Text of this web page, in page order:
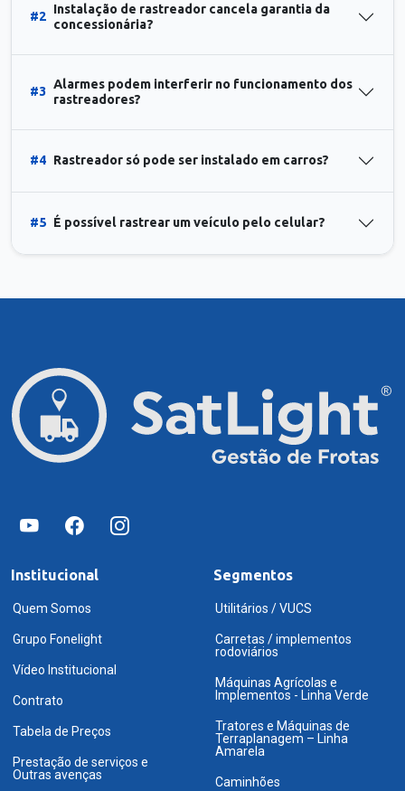
#2
Instalação de rastreador cancela garantia da
concessionária?
#3
Alarmes podem interferir no funcionamento dos
rastreadores?
#4 Rastreador só pode ser instalado em carros?
#5 É possível rastrear um veículo pelo celular?
Institucional
Quem Somos
Grupo Fonelight
Vídeo Institucional
Contrato
Tabela de Preços
Prestação de serviços e
Outras avenças
Segmentos
Utilitários / VUCS
Carretas / implementos
rodoviários
Máquinas Agrícolas e
Implementos - Linha Verde
Tratores e Máquinas de
Terraplanagem – Linha
Amarela
Caminhões